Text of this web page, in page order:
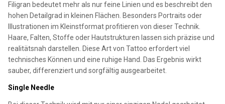
Filigran bedeutet mehr als nur feine Linien und es beschreibt den
hohen Detailgrad in kleinen Flächen. Besonders Portraits oder
Illustrationen im Kleinstformat profitieren von dieser Technik.
Haare, Falten, Stoffe oder Hautstrukturen lassen sich präzise und
realitätsnah darstellen. Diese Art von Tattoo erfordert viel
technisches Können und eine ruhige Hand. Das Ergebnis wirkt
sauber, differenziert und sorgfältig ausgearbeitet.
Single Needle